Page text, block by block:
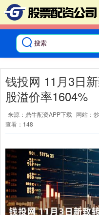
钱投网 11月3日
股溢价率1604%
来源：鼎牛配资APP下载 网站：
查看：148